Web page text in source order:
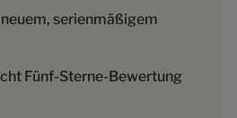
serienmäßigem
Fünf-Sterne-Bewertung